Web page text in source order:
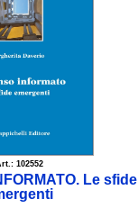
102552
Le sfide